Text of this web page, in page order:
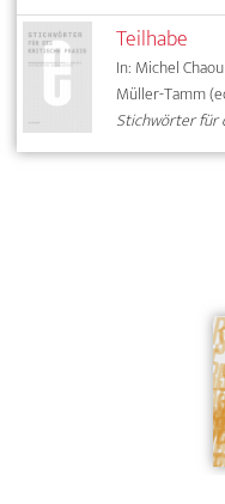
Teilhabe
In: Michel
Müller-Tamm
Stichwörter für